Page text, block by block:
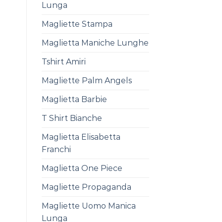
Lunga
Magliette Stampa
Maglietta Maniche Lunghe
Tshirt Amiri
Magliette Palm Angels
Maglietta Barbie
T Shirt Bianche
Maglietta Elisabetta
Franchi
Maglietta One Piece
Magliette Propaganda
Magliette Uomo Manica
Lunga